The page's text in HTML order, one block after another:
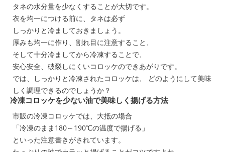
タネの水分量を少なくすることが大切です。
衣を均一につける前に、タネは必ず
しっかりと冷ましておきましょう。
厚みも均一に作り、割れ目に注意すること、
そして十分冷ましてから冷凍することで、
安心安全、破裂しにくいコロッケのできあがりです。
では、しっかりと冷凍されたコロッケは、 どのようにして美味
しく調理できるのでしょうか？
冷凍コロッケを少ない油で美味しく揚げる方法
市販の冷凍コロッケでは、大抵の場合
「冷凍のまま180～190℃の温度で揚げる」
といった注意書きがされています。